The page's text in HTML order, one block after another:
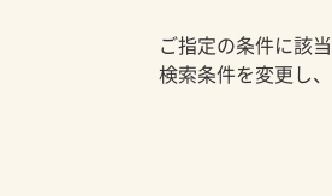
ご指定の条件に該
検索条件を変更し